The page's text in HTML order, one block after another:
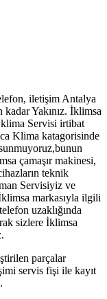
iletişim Antalya
Yakınız. İklimsa
Servisi irtibat
Klima katagorisinde
çamaşır makinesi,
teknik
Servisiyiz ve
markasıyla ilgili
uzaklığında
sizlere İklimsa
parçalar
servis fişi ile kayıt